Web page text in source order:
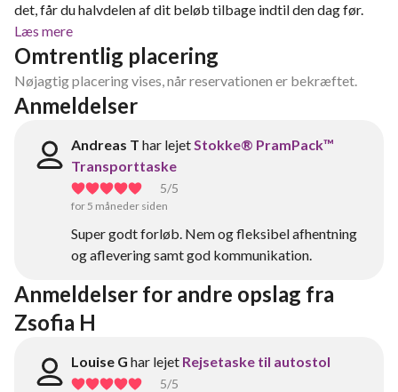
det, får du halvdelen af dit beløb tilbage indtil den dag før.
Læs mere
Omtrentlig placering
Nøjagtig placering vises, når reservationen er bekræftet.
Anmeldelser
Andreas T har lejetStokke® PramPack™
Transporttaske
5/5
for 5 måneder siden
Super godt forløb. Nem og fleksibel afhentning
og aflevering samt god kommunikation.
Anmeldelser for andre opslag fra
Zsofia H
Louise G har lejet Rejsetaske til autostol
5/5